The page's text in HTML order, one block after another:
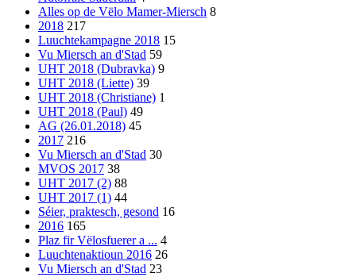
Alles op de Vëlo Mamer-Miersch 8
2018 217
Luuchtekampagne 2018 15
Vu Miersch an d'Stad 59
UHT 2018 (Dubravka) 9
UHT 2018 (Liette) 39
UHT 2018 (Christiane) 1
UHT 2018 (Paul) 49
AG (26.01.2018) 45
2017 216
Vu Miersch an d'Stad 30
MVOS 2017 38
UHT 2017 (2) 88
UHT 2017 (1) 44
Séier, praktesch, gesond 16
2016 165
Plaz fir Vëlosfuerer a ... 4
Luuchtenaktioun 2016 26
Vu Miersch an d'Stad 23